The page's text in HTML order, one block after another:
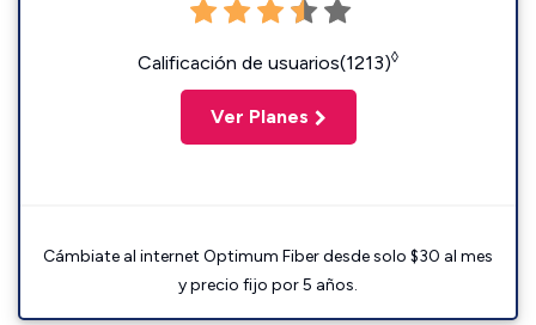
Calificación de usuarios(1213)◊
Ver Planes
Cámbiate al internet Optimum Fiber desde solo $30 al mes
y precio fijo por 5 años.